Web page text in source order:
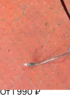
От 1 990 ₽